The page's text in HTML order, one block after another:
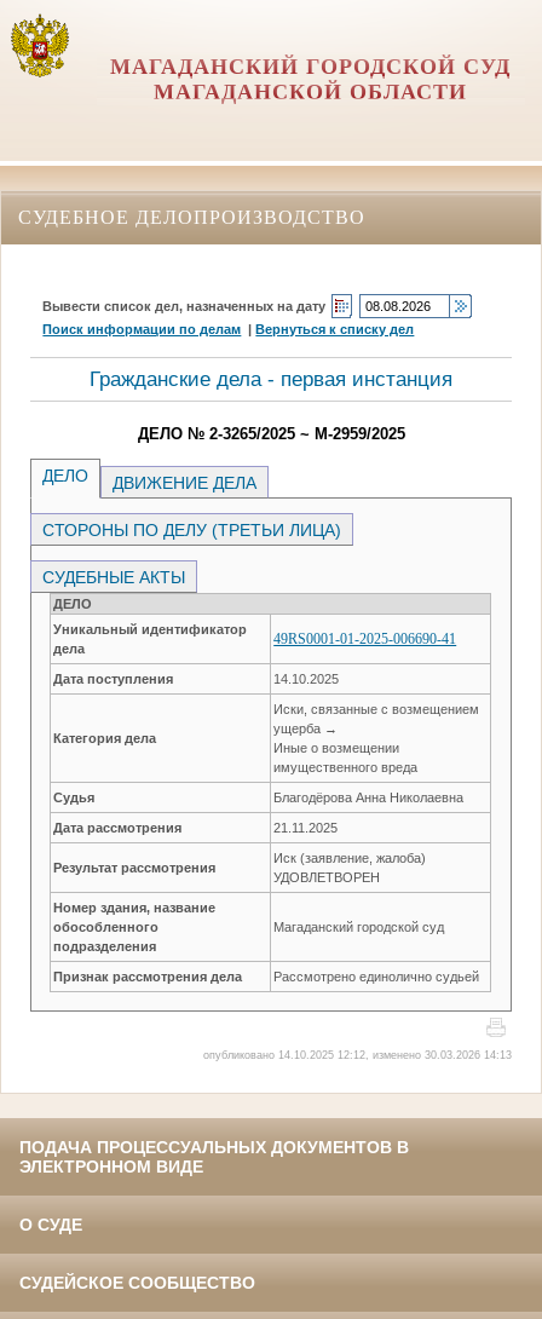
МАГАДАНСКИЙ ГОРОДСКОЙ СУД
МАГАДАНСКОЙ ОБЛАСТИ
СУДЕБНОЕ ДЕЛОПРОИЗВОДСТВО
Вывести список дел, назначенных на дату
Поиск информации по делам |Вернуться к списку дел
Гражданские дела - первая инстанция
ДЕЛО № 2-3265/2025 ~ М-2959/2025
ДЕЛО ДВИЖЕНИЕ ДЕЛА
СТОРОНЫ ПО ДЕЛУ (ТРЕТЬИ ЛИЦА)
СУДЕБНЫЕ АКТЫ
ДЕЛО
Уникальный идентификатор
дела
49RS0001-01-2025-006690-41
Дата поступления 14.10.2025
Категория дела
Иски, связанные с возмещением
ущерба →
Иные о возмещении
имущественного вреда
Судья Благодёрова Анна Николаевна
Дата рассмотрения 21.11.2025
Результат рассмотрения
Иск (заявление, жалоба)
УДОВЛЕТВОРЕН
Номер здания, название
обособленного
подразделения
Магаданский городской суд
Признак рассмотрения дела Рассмотрено единолично судьей
опубликовано 14.10.2025 12:12, изменено 30.03.2026 14:13
ПОДАЧА ПРОЦЕССУАЛЬНЫХ ДОКУМЕНТОВ В
ЭЛЕКТРОННОМ ВИДЕ
О СУДЕ
СУДЕЙСКОЕ СООБЩЕСТВО